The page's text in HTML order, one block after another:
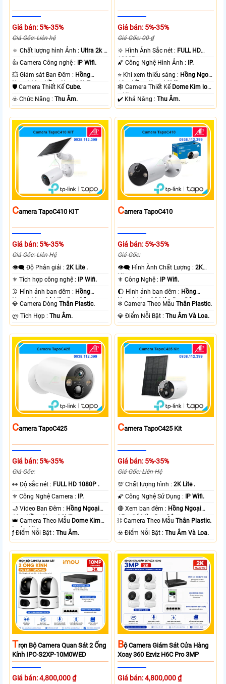
Giá bán: 5%-35%
Giá Gốc: Liên hệ
🔅 Chất lượng hình Ảnh :Ultra 2k +
.
👍 Camera Công nghệ :
IP Wifi.
💥 Giám sát Ban Đêm : Hồng
Ngoại 10m Hồng Ngoại SMD.
🛡 Camera Thiết KếCube.
️☣️ Chức Năng :Thu Âm.
Giá bán: 5%-35%
Giá Gốc: 00 ₫
🔆 Hình Ảnh Sắc nét : FULL HD
1080P .
🌠 Công Nghệ Hình Ảnh :
IP.
⭐ Khi xem thiếu sáng : Hồng Ngoại
10m Hồng Ngoại SMD.
🕸️ Camera Thiết Kế Dome Kim loại
+ Nhựa.
️✔️ Khả Năng :Thu Âm.
CAmera TapoC410 KIT
Giá bán: 5%-35%
Giá Gốc: Liên Hệ
👁️‍🗨 Độ Phân giải :2K Lite .
⚜️ Tích hợp công nghệ : IP Wifi.
🌛 Hình ảnh ban đêm : Hồng
Ngoại 10m Có Màu Ban Ðêm.
💎 Camera DòngThân Plastic.
️ლ Tích Hợp :Thu Âm.
CAmera TapoC410
Giá bán: 5%-35%
Giá Gốc:
👁️‍🗨 Hình Ành Chất Lượng :2K
Lite .
⚜️ Công Nghệ : IP Wifi.
🌔 Hình ảnh ban đêm : Hồng
Ngoại 10m Có Màu Ban Ðêm.
❄ Camera Theo MẫuThân Plastic.
️💎 Điểm Nỗi Bật :Thu Âm Và Loa.
CAmera TapoC425
Giá bán: 5%-35%
Giá Gốc:
️👀 Độ sắc nét : FULL HD 1080P .
⚜️ Công Nghệ Camera : IP.
🌙 Video Ban Đêm : Hồng Ngoại
10m Hồng Ngoại SMD.
👑 Camera Theo Mẫu Dome Kim
loại + Nhựa.
️ƒ Điểm Nỗi Bật :Thu Âm.
CAmera TapoC425 Kit
Giá bán: 5%-35%
Giá Gốc: Liên Hệ
💯 Chất lượng hình :2K Lite .
🌠 Công Nghệ Sử Dụng : IP Wifi.
🔴 Xem ban đêm : Hồng Ngoại
15m Có Màu Ban Ðêm.
⛓ Camera Theo MẫuThân Plastic.
️☣️ Điểm Nỗi Bật :Thu Âm Và Loa.
TRọn Bộ Camera Quan Sát 2 Ống
Kính IPC-S2XP-10M0WED
Giá bán: 4,800,000 ₫
BỘ Camera Giám Sát Cửa Hàng
Xoay 360 Ezviz H6C Pro 3MP
Giá bán: 4,800,000 ₫